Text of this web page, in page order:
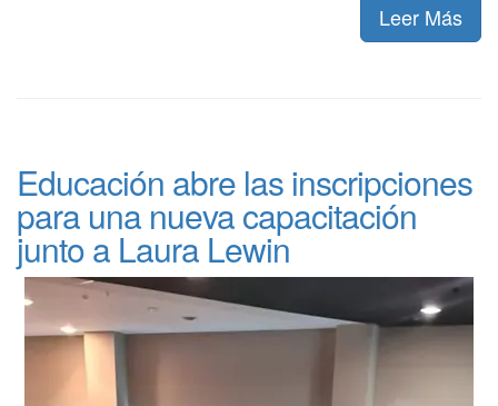
Leer Más
Educación abre las inscripciones
para una nueva capacitación
junto a Laura Lewin